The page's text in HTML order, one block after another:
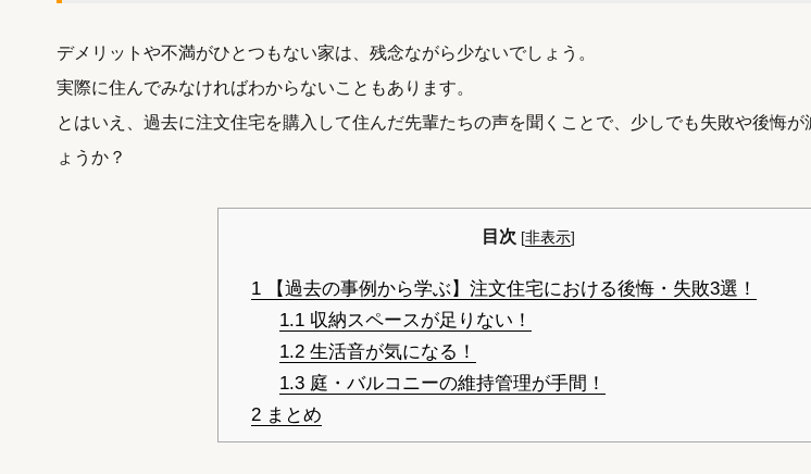
デメリットや不満がひとつもない家は、残念ながら少ないでしょう。
実際に住んでみなければわからないこともあります。
とはいえ、過去に注文住宅を購入して住んだ先輩たちの声を聞くことで、少しでも失敗や後悔が
ょうか？
目次 [非表示]
1 【過去の事例から学ぶ】注文住宅における後悔・失敗3選！
1.1収納スペースが足りない！
1.2生活音が気になる！
1.3庭・バルコニーの維持管理が手間！
2 まとめ